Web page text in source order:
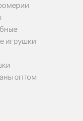
игрушки
оптом